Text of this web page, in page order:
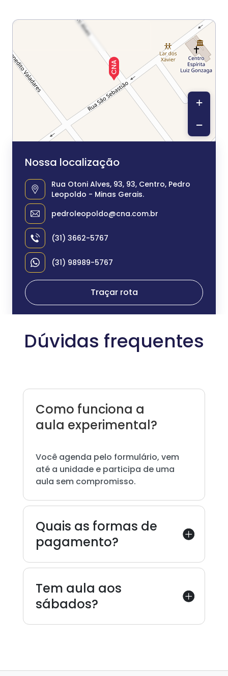
Nossa localização
Rua Otoni Alves, 93, 93, Centro, Pedro
Leopoldo - Minas Gerais.
pedroleopoldo@cna.com.br
(31) 3662-5767
(31) 98989-5767
Traçar rota
+
−
Dúvidas frequentes
Como funciona a
aula experimental?
Você agenda pelo formulário, vem
até a unidade e participa de uma
aula sem compromisso.
Quais as formas de
pagamento?
Tem aula aos
sábados?